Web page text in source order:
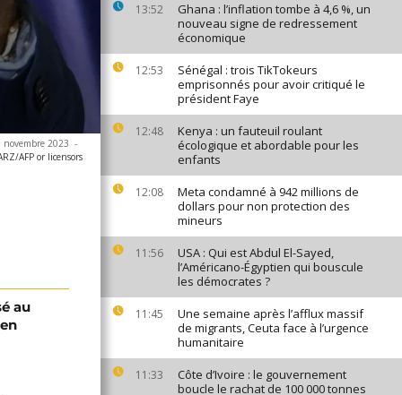
13:52
Ghana : l’inflation tombe à 4,6 %, un
nouveau signe de redressement
économique
12:53
Sénégal : trois TikTokeurs
emprisonnés pour avoir critiqué le
président Faye
12:48
Kenya : un fauteuil roulant
écologique et abordable pour les
enfants
12:08
Meta condamné à 942 millions de
dollars pour non protection des
mineurs
11:56
USA : Qui est Abdul El-Sayed,
l’Américano-Égyptien qui bouscule
les démocrates ?
11:45
Une semaine après l’afflux massif
de migrants, Ceuta face à l’urgence
humanitaire
11:33
Côte d’Ivoire : le gouvernement
boucle le rachat de 100 000 tonnes
novembre 2023 -
AFP or licensors
au